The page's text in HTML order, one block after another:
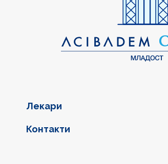
Лекари
Контакти